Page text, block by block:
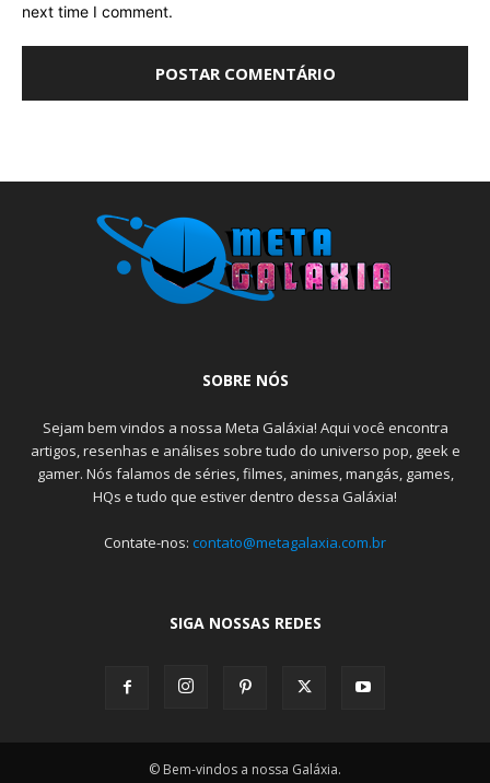
next time I comment.
SOBRE NÓS
Sejam bem vindos a nossa Meta Galáxia! Aqui você encontra
artigos, resenhas e análises sobre tudo do universo pop, geek e
gamer. Nós falamos de séries, filmes, animes, mangás, games,
HQs e tudo que estiver dentro dessa Galáxia!
Contate-nos: contato@metagalaxia.com.br
SIGA NOSSAS REDES
© Bem-vindos a nossa Galáxia.